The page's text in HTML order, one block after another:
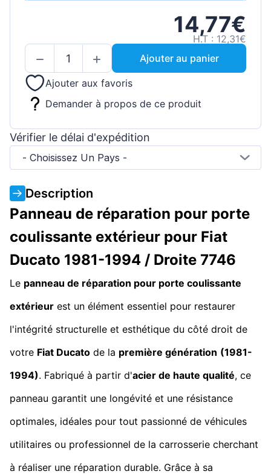
14,77€
H.T : 12,31€
Ajouter au panier
Ajouter aux favoris
Demander à propos de ce produit
Vérifier le délai d'expédition
- Choisissez Un Pays -
Description
Panneau de réparation pour porte
coulissante extérieur pour Fiat
Ducato 1981-1994 / Droite 7746
Le panneau de réparation pour porte coulissante
extérieur est un élément essentiel pour restaurer
l'intégrité structurelle et esthétique du côté droit de
votre Fiat Ducato de la première génération (1981-
1994). Fabriqué à partir d'acier de haute qualité, ce
panneau garantit une longévité et une résistance
optimales, idéales pour tout passionné de véhicules
utilitaires ou professionnel de la carrosserie cherchant
à réaliser une réparation durable. Grâce à sa